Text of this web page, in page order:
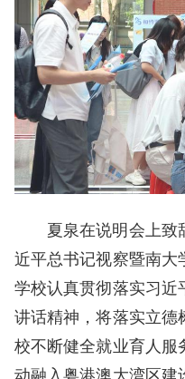
夏泉在说明会上致
近平总书记视察暨南大
学校认真贯彻落实习
讲话精神，将落实立
校不断健全就业育人
动融入粤港澳大湾区